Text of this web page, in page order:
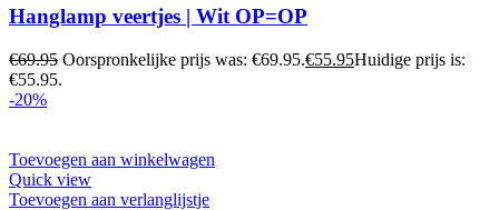
Hanglamp veertjes | Wit OP=OP
€69.95 Oorspronkelijke prijs was: €69.95.€55.95Huidige prijs is:
€55.95.
-20%
Toevoegen aan winkelwagen
Quick view
Toevoegen aan verlanglijstje